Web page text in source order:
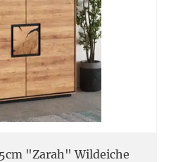
"Zarah" Wildeiche